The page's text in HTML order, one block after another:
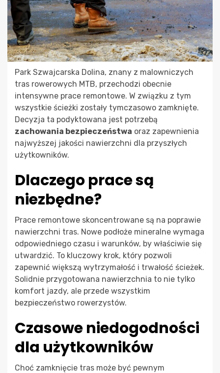
Park Szwajcarska Dolina, znany z malowniczych
tras rowerowych MTB, przechodzi obecnie
intensywne prace remontowe. W związku z tym
wszystkie ścieżki zostały tymczasowo zamknięte.
Decyzja ta podyktowana jest potrzebą
zachowania bezpieczeństwa oraz zapewnienia
najwyższej jakości nawierzchni dla przyszłych
użytkowników.
Dlaczego prace są
niezbędne?
Prace remontowe skoncentrowane są na poprawie
nawierzchni tras. Nowe podłoże mineralne wymaga
odpowiedniego czasu i warunków, by właściwie się
utwardzić. To kluczowy krok, który pozwoli
zapewnić większą wytrzymałość i trwałość ścieżek.
Solidnie przygotowana nawierzchnia to nie tylko
komfort jazdy, ale przede wszystkim
bezpieczeństwo rowerzystów.
Czasowe niedogodności
dla użytkowników
Choć zamknięcie tras może być pewnym